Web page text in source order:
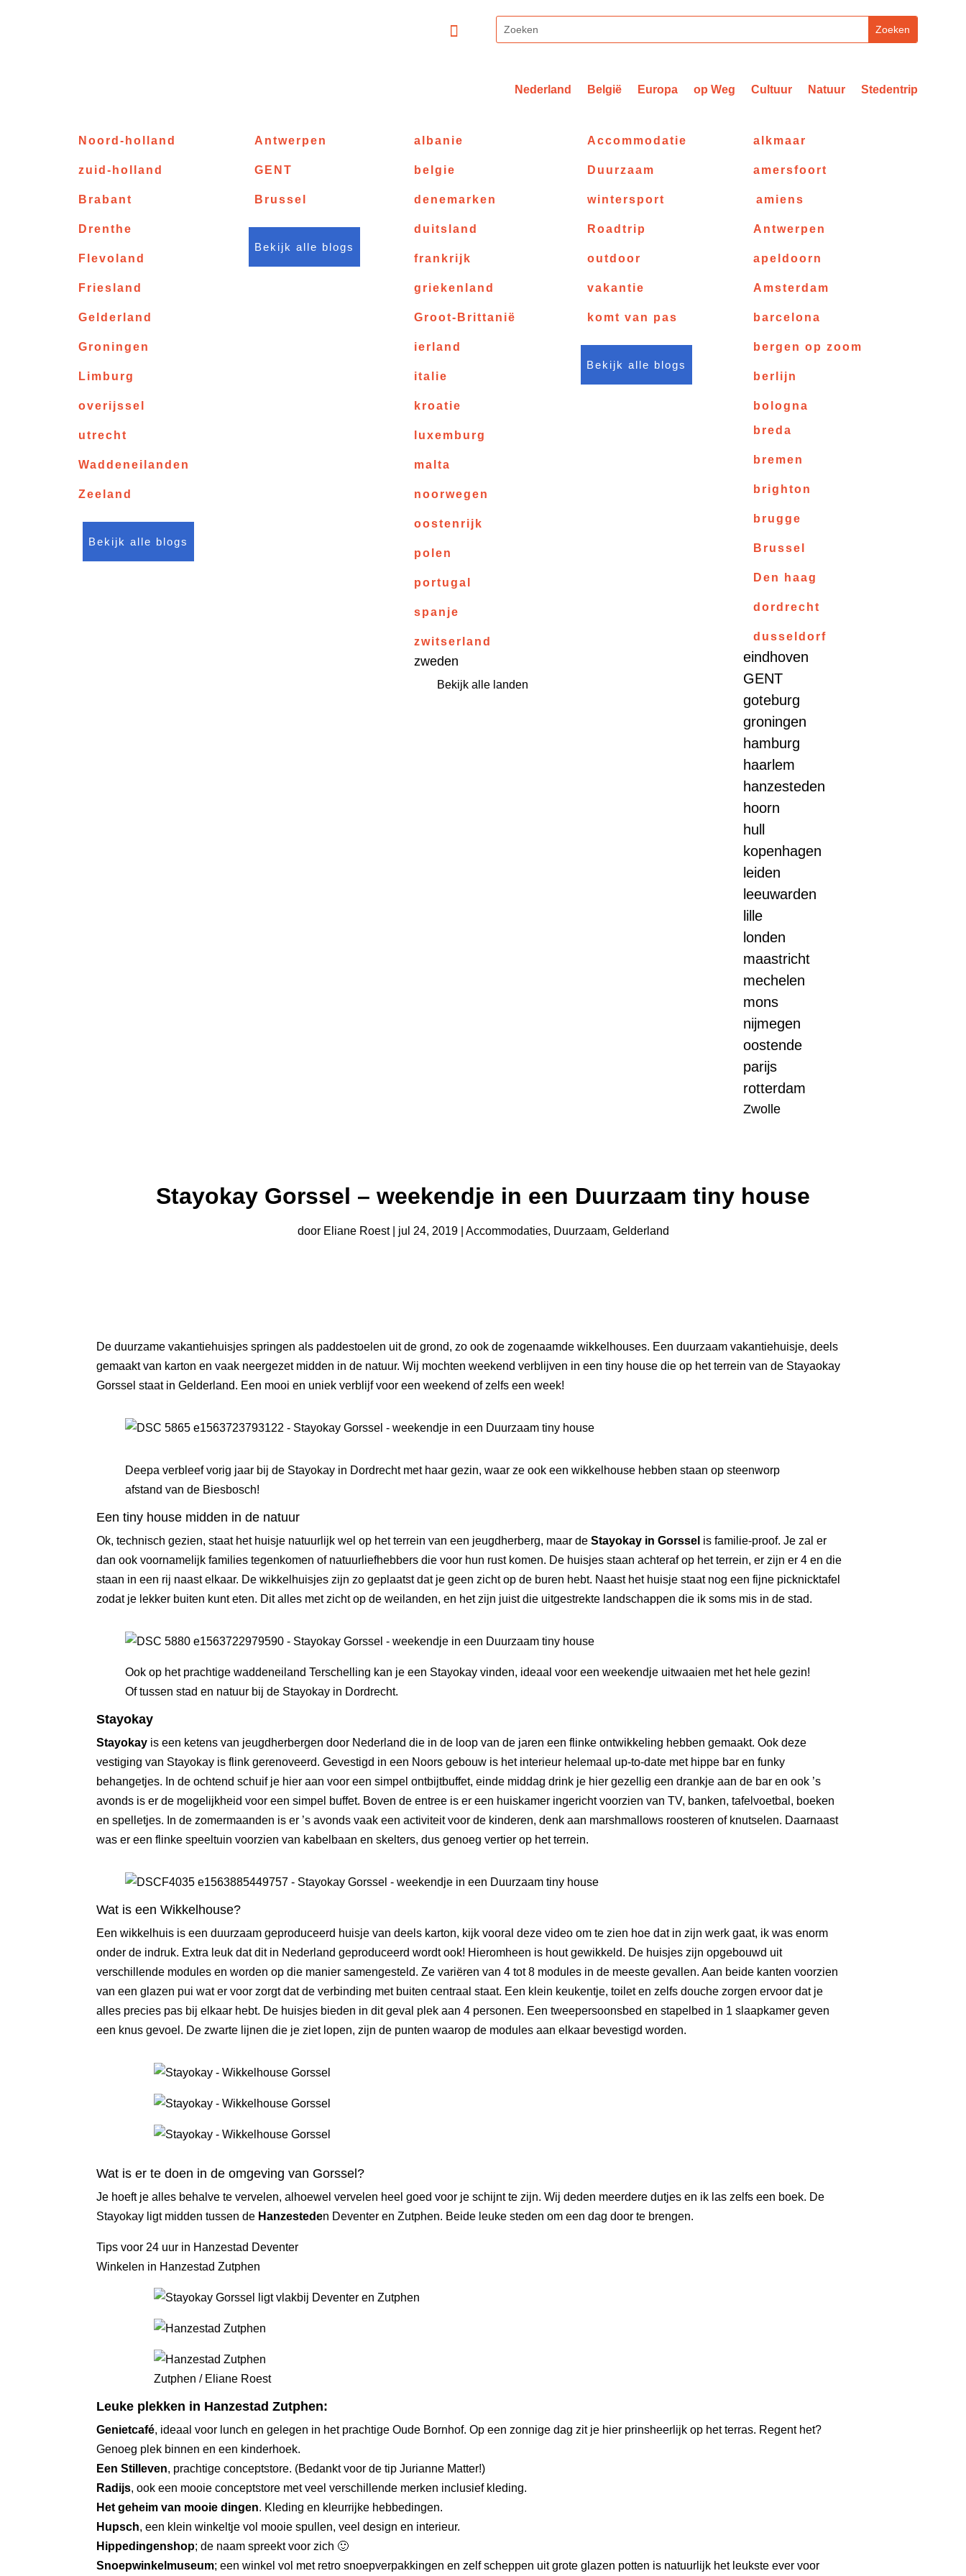
Nederland België Europa op Weg Cultuur Natuur Stedentrip
Noord-holland
zuid-holland
Brabant
Drenthe
Flevoland
Friesland
Gelderland
Groningen
Limburg
overijssel
utrecht
Waddeneilanden
Zeeland
Bekijk alle blogs
Antwerpen
GENT
Brussel
Bekijk alle blogs
albanie
belgie
denemarken
duitsland
frankrijk
griekenland
Groot-Brittanië
ierland
italie
kroatie
luxemburg
malta
noorwegen
oostenrijk
polen
portugal
spanje
zwitserland
zweden
Bekijk alle landen
Accommodatie
Duurzaam
wintersport
Roadtrip
outdoor
vakantie
komt van pas
Bekijk alle blogs
alkmaar
amersfoort
amiens
Antwerpen
apeldoorn
Amsterdam
barcelona
bergen op zoom
berlijn
bologna
breda
bremen
brighton
brugge
Brussel
Den haag
dordrecht
dusseldorf
eindhoven
GENT
goteburg
groningen
hamburg
haarlem
hanzesteden
hoorn
hull
kopenhagen
leiden
leeuwarden
lille
londen
maastricht
mechelen
mons
nijmegen
oostende
parijs
rotterdam
Zwolle
Stayokay Gorssel – weekendje in een Duurzaam tiny house
door Eliane Roest| jul 24, 2019| Accommodaties, Duurzaam, Gelderland
Deduurzame vakantiehuisjes springen als paddestoelen uit de grond, zo ook de zogenaamde wikkelhouses. Een duurzaam vakantiehuisje, deels
gemaakt van karton en vaak neergezet midden in de natuur. Wij mochten weekend verblijven in een tiny house die op het terrein van de Stayaokay
Gorssel staat in Gelderland. Een mooi en uniek verblijf voor een weekend of zelfs een week!
Deepa verbleef vorig jaar bij de Stayokay in Dordrechtmet haar gezin, waar ze ook een wikkelhouse hebben staan op steenworp
afstand van de Biesbosch!
Een tiny house midden in de natuur
Ok, technisch gezien, staat het huisje natuurlijk wel op het terrein van een jeugdherberg, maar deStayokay in Gorsse is familie-proof. Je zal er
dan ook voornamelijk families tegenkomen of natuurliefhebbers die voor hun rust komen. De huisjes staan achteraf op het terrein, er zijn er 4 en die
staan in een rij naast elkaar. De wikkelhuisjes zijn zo geplaatst dat je geen zicht op de buren hebt. Naast het huisje staat nog een fijne picknicktafel
zodat je lekker buiten kunt eten. Dit alles met zicht op de weilanden, en het zijn juist die uitgestrekte landschappen die ik soms mis in de stad.
Ook op het prachtige waddeneiland Terschelling kan je een Stayokay vinden, ideaal voor een weekendje uitwaaien met het hele gezin!
Of tussen stad en natuur bij de Stayokay in Dordrecht.
Stayokay
Stayokay is een ketens van jeugdherbergen door Nederland die in de loop van de jaren een flinke ontwikkeling hebben gemaakt. Ook deze
vestiging van Stayokay is flink gerenoveerd. Gevestigd in een Noors gebouw is het interieur helemaal up-to-date met hippe bar en funky
behangetjes. In de ochtend schuif je hier aan voor een simpel ontbijtbuffet, einde middag drink je hier gezellig een drankje aan de bar en ook ’s
avonds is er de mogelijkheid voor een simpel buffet. Boven de entree is er een huiskamer ingericht voorzien van TV, banken, tafelvoetbal, boeken
en spelletjes. In de zomermaanden is er ’s avonds vaak een activiteit voor de kinderen, denk aan marshmallows roosteren of knutselen. Daarnaast
was er een flinke speeltuin voorzien van kabelbaan en skelters, dus genoeg vertier op het terrein.
Wat is een Wikkelhouse?
Een wikkelhuis is een duurzaam geproduceerd huisje van deels karton, kijk vooral deze video om te zien hoe dat in zijn werk gaat, ik was enorm
onder de indruk. Extra leuk dat dit in Nederland geproduceerd wordt ook! Hieromheen is hout gewikkeld. De huisjes zijn opgebouwd uit
verschillende modules en worden op die manier samengesteld. Ze variëren van 4 tot 8 modules in de meeste gevallen. Aan beide kanten voorzien
van een glazen pui wat er voor zorgt dat de verbinding met buiten centraal staat. Een klein keukentje, toilet en zelfs douche zorgen ervoor dat je
alles precies pas bij elkaar hebt. De huisjes bieden in dit geval plek aan 4 personen. Een tweepersoonsbed en stapelbed in 1 slaapkamer geven
een knus gevoel. De zwarte lijnen die je ziet lopen, zijn de punten waarop de modules aan elkaar bevestigd worden.
Wat is er te doen in de omgeving van Gorssel?
Je hoeft je alles behalve te vervelen, alhoewel vervelen heel goed voor je schijnt te zijn. Wij deden meerdere dutjes en ik las zelfs een boek. De
Stayokay ligt midden tussen de Hanzesteden Deventer en Zutphen. Beide leuke steden om een dag door te brengen.
Tips voor 24 uur in Hanzestad Deventer
Winkelen in Hanzestad Zutphen
Zutphen / Eliane Roest
Leuke plekken in Hanzestad Zutphen:
Genietcafé, ideaal voor lunch en gelegen in het prachtige Oude Bornhof. Op een zonnige dag zit je hier prinsheerlijk op het terras. Regent het?
Genoeg plek binnen en een kinderhoek.
Een Stilleven, prachtige conceptstore. (Bedankt voor de tipJurianne Matter!)
Radijs, ook een mooie conceptstore met veel verschillende merken inclusief kleding.
Het geheim van mooie dingen. Kleding en kleurrijke hebbedingen.
Hupsch, een klein winkeltje vol mooie spullen, veel design en interieur.
Hippedingenshop; de naam spreekt voor zich 🙂
Snoepwinkelmuseum; een winkel vol met retro snoepverpakkingen en zelf scheppen uit grote glazen potten is natuurlijk het leukste ever voor